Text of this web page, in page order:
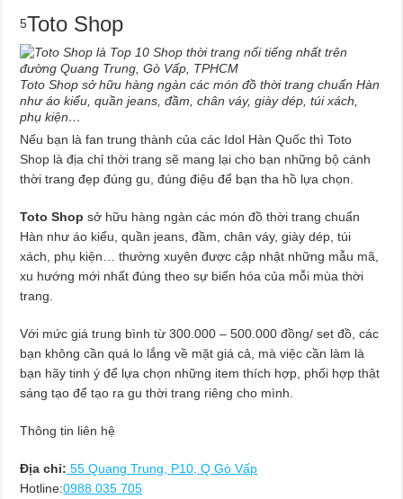
5Toto Shop
Toto Shop sở hữu hàng ngàn các món đồ thời trang chuẩn Hàn
như áo kiểu, quần jeans, đầm, chân váy, giày dép, túi xách,
phụ kiện…
Nếu bạn là fan trung thành của các Idol Hàn Quốc thì Toto
Shop là địa chỉ thời trang sẽ mang lại cho bạn những bộ cánh
thời trang đẹp đúng gu, đúng điệu để bạn tha hồ lựa chọn.
Toto Shop sở hữu hàng ngàn các món đồ thời trang chuẩn
Hàn như áo kiểu, quần jeans, đầm, chân váy, giày dép, túi
xách, phụ kiện… thường xuyên được cập nhật những mẫu mã,
xu hướng mới nhất đúng theo sự biến hóa của mỗi mùa thời
trang.
Với mức giá trung bình từ 300.000 – 500.000 đồng/ set đồ, các
bạn không cần quá lo lắng về mặt giá cả, mà việc cần làm là
bạn hãy tinh ý để lựa chọn những item thích hợp, phối hợp thật
sáng tạo để tạo ra gu thời trang riêng cho mình.
Thông tin liên hệ
Địa chỉ: 55 Quang Trung, P10, Q Gò Vấp
Hotline:0988 035 705